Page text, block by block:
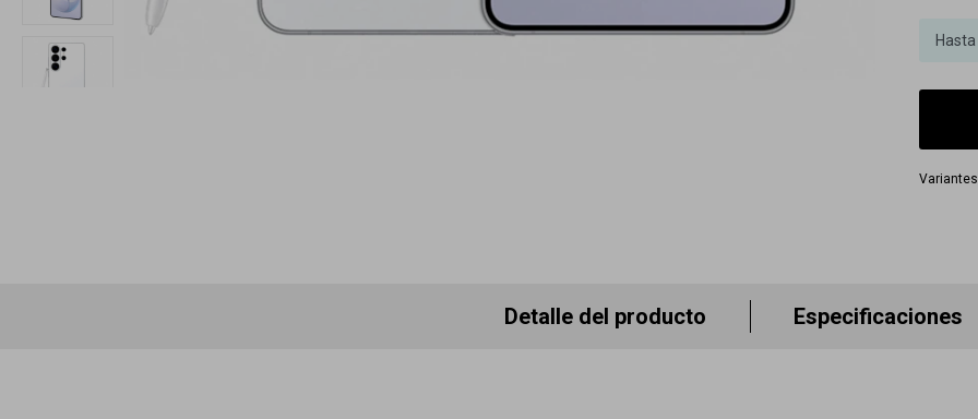
Detalle del producto Especificaciones